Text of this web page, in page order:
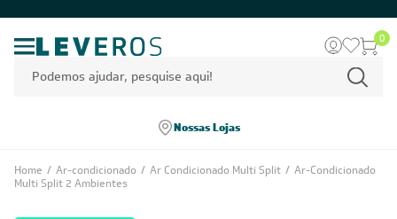
0
Nossas Lojas
Home / Ar-condicionado / Ar Condicionado Multi Split / Ar-Condicionado
Multi Split 2 Ambientes